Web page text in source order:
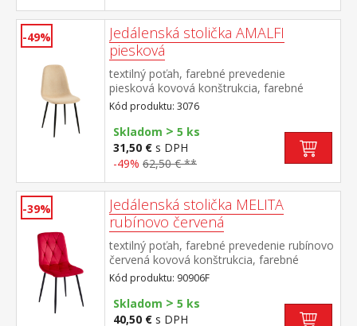
-49%
Jedálenská stolička AMALFI
piesková
textilný poťah, farebné prevedenie
piesková kovová konštrukcia, farebné
prevedenie čierna
Kód produktu: 3076
Skladom > 5 ks
31,50 € s DPH
-49% 62,50 € **
-39%
Jedálenská stolička MELITA
rubínovo červená
textilný poťah, farebné prevedenie rubínovo
červená kovová konštrukcia, farebné
prevedenie čierna výška sedu 50 cm
odporúčaná nosnosť do 120 kg
Kód produktu: 90906F
Skladom > 5 ks
40,50 € s DPH